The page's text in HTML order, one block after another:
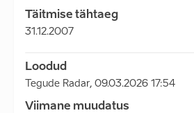
Täitmise tähtaeg
31.12.2007
Loodud
Tegude Radar, 09.03.2026 17:54
Viimane muudatus